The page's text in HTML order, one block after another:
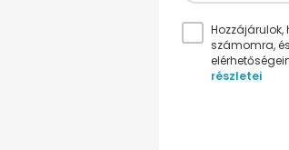
számomra,
részletei